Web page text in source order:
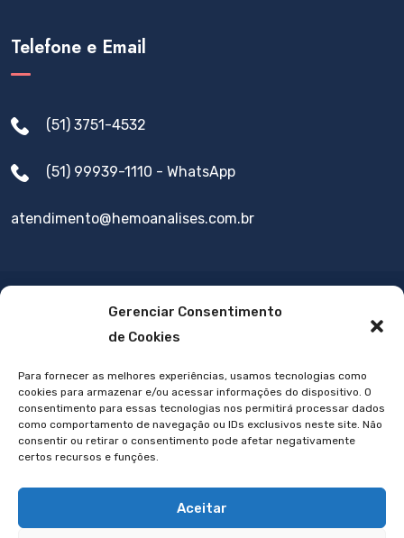
Gerenciar Consentimento
de Cookies
Para fornecer as melhores experiências, usamos tecnologias como
cookies para armazenar e/ou acessar informações do dispositivo. O
consentimento para essas tecnologias nos permitirá processar dados
como comportamento de navegação ou IDs exclusivos neste site. Não
consentir ou retirar o consentimento pode afetar negativamente
certos recursos e funções.
Aceitar
Telefone e Email
(51) 3751-4532
(51) 99939-1110 - WhatsApp
atendimento@hemoanalises.com.br
Eduardo Pinheiro